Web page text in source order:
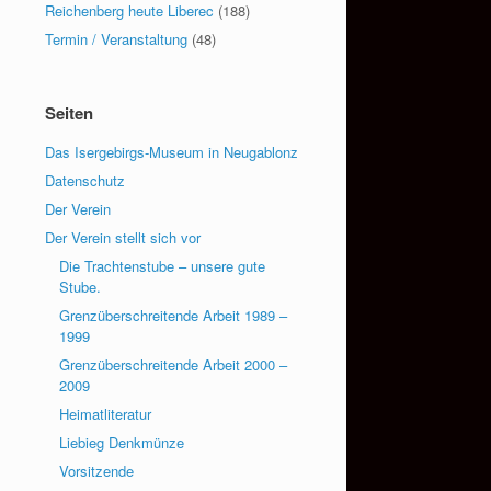
Reichenberg heute Liberec (188)
Termin / Veranstaltung (48)
Seiten
Das Isergebirgs-Museum in Neugablonz
Datenschutz
Der Verein
Der Verein stellt sich vor
Die Trachtenstube – unsere gute
Stube.
Grenzüberschreitende Arbeit 1989 –
1999
Grenzüberschreitende Arbeit 2000 –
2009
Heimatliteratur
Liebieg Denkmünze
Vorsitzende